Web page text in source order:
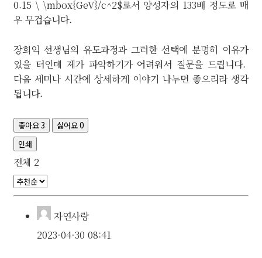
0.15 \ \mbox{GeV}/c^2$로서 양성자의 133배 정도로 매
우 무겁습니다.
장회익 선생님의 유도과정과 그러한 선택에 분명히 이유가
있을 터인데 제가 파악하기가 어려워서 질문을 드립니다.
다음 세미나 시간에 상세하게 이야기 나누면 좋으리라 생각
됩니다.
좋아요3 싫어요0
인쇄
전체 2
자연사랑
2023-04-30 08:41